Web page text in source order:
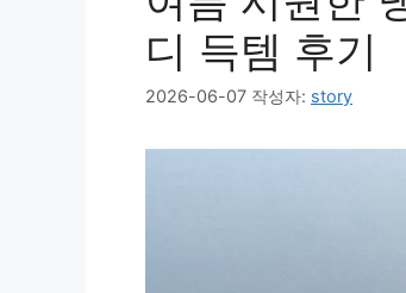
디 득템 후기
2026-06-07 작성자: story